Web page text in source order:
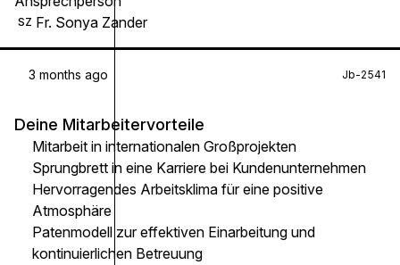
SZ Fr. Sonya Zander
3 months ago Jb-2541
Deine Mitarbeitervorteile
Mitarbeit in internationalen Großprojekten
Sprungbrett in eine Karriere bei Kundenunternehmen
Hervorragendes Arbeitsklima für eine positive
Atmosphäre
Patenmodell zur effektiven Einarbeitung und
kontinuierlichen Betreuung